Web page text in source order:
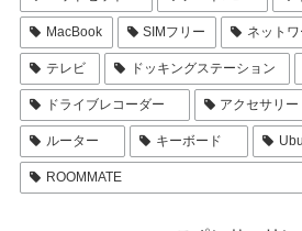
MacBook SIMフリー ネットワ
テレビ ドッキングステーション
ドライブレコーダー アクセサリー
ルーター キーボード
ROOMMATE